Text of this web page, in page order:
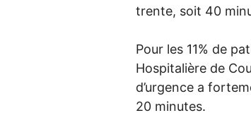
trente, soit 40
Pour les 11% de
Hospitalière de
d’urgence a
20 minutes.